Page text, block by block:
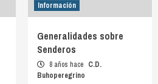
Información
Generalidades sobre
Senderos
8 años hace C.D.
Buhoperegrino